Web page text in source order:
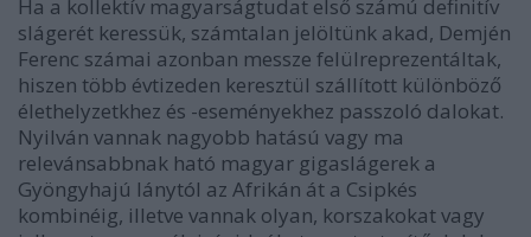
Ha a kollektív magyarságtudat első számú definitív
slágerét keressük, számtalan jelöltünk akad, Demjén
Ferenc számai azonban messze felülreprezentáltak,
hiszen több évtizeden keresztül szállított különböző
élethelyzetkhez és -eseményekhez passzoló dalokat.
Nyilván vannak nagyobb hatású vagy ma
relevánsabbnak ható magyar gigaslágerek a
Gyöngyhajú lánytól az Afrikán át a Csipkés
kombinéig, illetve vannak olyan, korszakokat vagy